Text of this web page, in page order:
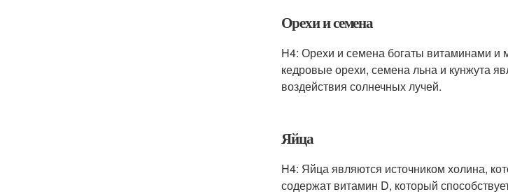
Орехи и семена
H4: Орехи и семена богаты витаминами и
кедровые орехи, семена льна и кунжута
воздействия солнечных лучей.
Яйца
H4: Яйца являются источником холина,
содержат витамин D, который